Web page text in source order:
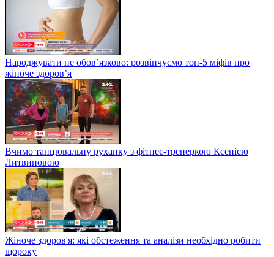
Народжувати не обов’язково: розвінчуємо топ-5 міфів про
жіноче здоров’я
Вчимо танцювальну руханку з фітнес-тренеркою Ксенією
Литвиновою
Жіноче здоров'я: які обстеження та аналізи необхідно робити
щороку